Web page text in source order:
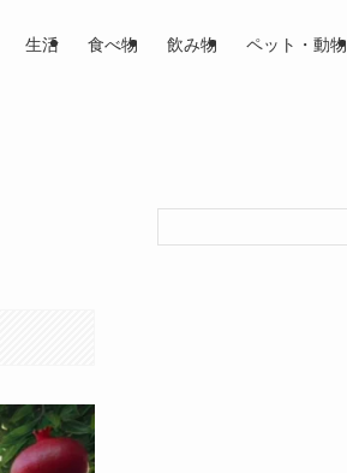
生活 食べ物 飲み物 ペット・動物